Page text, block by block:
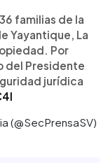
familias de la
Yayantique, La
Por
del Presidente
jurídica
(@SecPrensaSV)